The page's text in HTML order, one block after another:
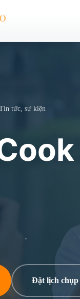
tức, sự kiện
•
Đặt lịch chụp